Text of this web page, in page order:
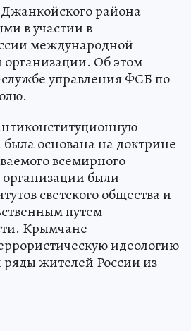
района
в участии в
международной
организации. Об этом
управления ФСБ по
основана на доктрине
всемирного
были
светского общества и
путем
Крымчане
идеологию
ряды жителей России из